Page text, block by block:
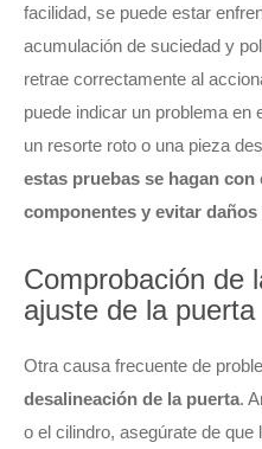
facilidad, se puede estar
acumulación de suciedad y
retrae correctamente al
puede indicar un problema
un resorte roto o una pieza
estas pruebas se hagan
componentes y evitar daños
Comprobación de
ajuste de la puerta
Otra causa frecuente de
desalineación de la puerta.
o el cilindro, asegúrate de